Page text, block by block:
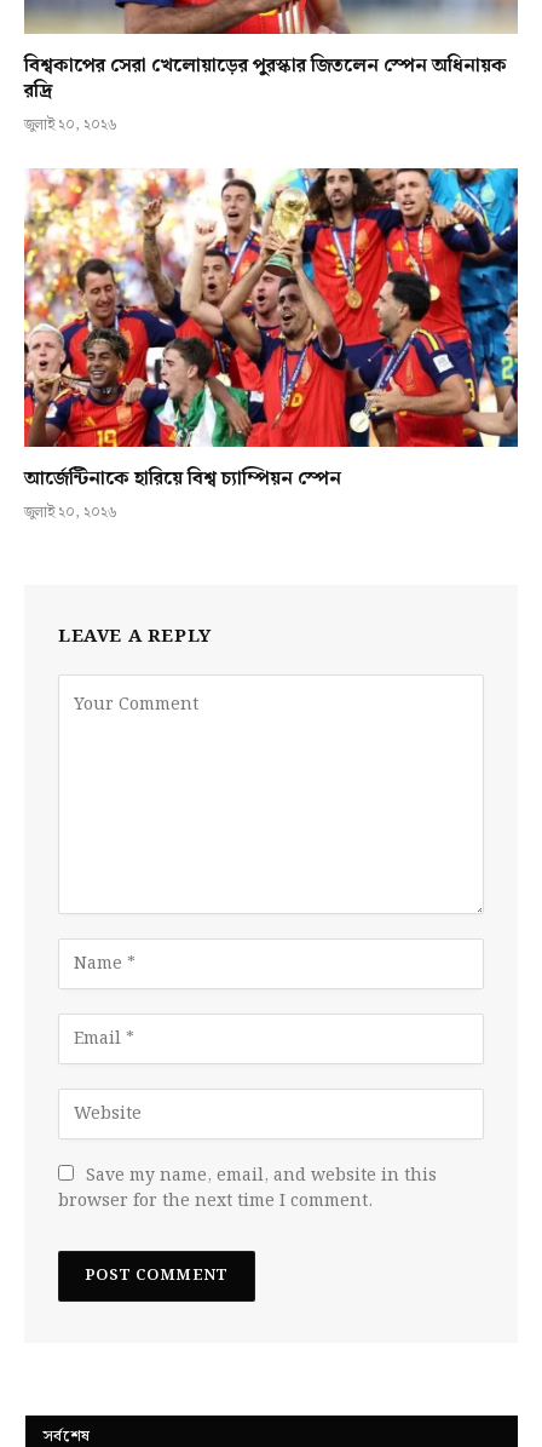
বিশ্বকাপের সেরা খেলোয়াড়ের পুরস্কার জিতলেন স্পেন অধিনায়ক
রদ্রি
জুলাই ২০, ২০২৬
আর্জেন্টিনাকে হারিয়ে বিশ্ব চ্যাম্পিয়ন স্পেন
জুলাই ২০, ২০২৬
LEAVE A REPLY
Save my name, email, and website in this
browser for the next time I comment.
সর্বশেষ